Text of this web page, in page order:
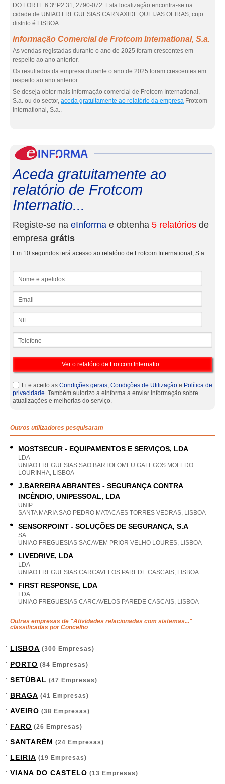
DO FORTE 6 3º P2.31, 2790-072. Esta localização encontra-se na
cidade de UNIAO FREGUESIAS CARNAXIDE QUEIJAS OEIRAS, cujo
distrito é LISBOA.
Informação Comercial de Frotcom International, S.a.
As vendas registadas durante o ano de 2025 foram crescentes em
respeito ao ano anterior.
Os resultados da empresa durante o ano de 2025 foram crescentes em
respeito ao ano anterior.
Se deseja obter mais informação comercial de Frotcom International,
S.a. ou do sector, aceda gratuitamente ao relatório da empresa Frotcom
International, S.a..
Aceda gratuitamente ao
relatório de Frotcom
Internatio...
Registe-se na eInforma e obtenha 5 relatórios de
empresa grátis
Em 10 segundos terá acesso ao relatório de Frotcom International, S.a.
Li e aceito as Condições gerais, Condições de Utilização e Política de
privacidade. Também autorizo a eInforma a enviar informação sobre
atualizações e melhorias do serviço.
Outros utilizadores pesquisaram
MOSTSECUR - EQUIPAMENTOS E SERVIÇOS, LDA
LDA
UNIAO FREGUESIAS SAO BARTOLOMEU GALEGOS MOLEDO
LOURINHA, LISBOA
J.BARREIRA ABRANTES - SEGURANÇA CONTRA
INCÊNDIO, UNIPESSOAL, LDA
UNIP
SANTA MARIA SAO PEDRO MATACAES TORRES VEDRAS, LISBOA
SENSORPOINT - SOLUÇÕES DE SEGURANÇA, S.A
SA
UNIAO FREGUESIAS SACAVEM PRIOR VELHO LOURES, LISBOA
LIVEDRIVE, LDA
LDA
UNIAO FREGUESIAS CARCAVELOS PAREDE CASCAIS, LISBOA
FIRST RESPONSE, LDA
LDA
UNIAO FREGUESIAS CARCAVELOS PAREDE CASCAIS, LISBOA
Outras empresas de "Atividades relacionadas com sistemas..."
classificadas por Concelho
LISBOA (300 Empresas)
PORTO (84 Empresas)
SETÚBAL (47 Empresas)
BRAGA (41 Empresas)
AVEIRO (38 Empresas)
FARO (26 Empresas)
SANTARÉM (24 Empresas)
LEIRIA (19 Empresas)
VIANA DO CASTELO (13 Empresas)